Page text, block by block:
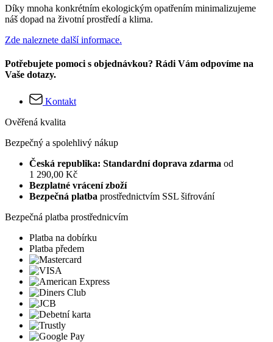
Díky mnoha konkrétním ekologickým opatřením minimalizujeme
náš dopad na životní prostředí a klima.
Zde naleznete další informace.
Potřebujete pomoci s objednávkou? Rádi Vám odpovíme na
Vaše dotazy.
Kontakt
Ověřená kvalita
Bezpečný a spolehlivý nákup
Česká republika: Standardní doprava zdarma od
1 290,00 Kč
Bezplatné vrácení zboží
Bezpečná platba prostřednictvím SSL šifrování
Bezpečná platba prostřednicvím
Platba na dobírku
Platba předem